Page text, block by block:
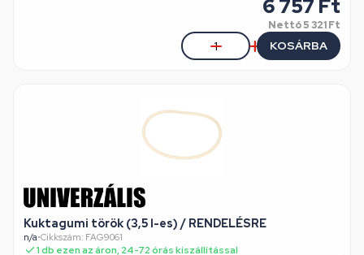
6 757 Ft
Nettó5 321 Ft
KOSÁRBA
Kuktagumi török (3,5 l-es) / RENDELÉSRE
n/a•Cikkszám: FAG9061
1 db ezen az áron, 24-72 órás kiszállítással